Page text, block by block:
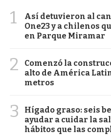
1
Así detuvieron al
One23 y a chilenos
en Parque Miramar
2
Comenzó la
alto de América
metros
3
Hígado graso: seis
ayudar a cuidar la
hábitos que las